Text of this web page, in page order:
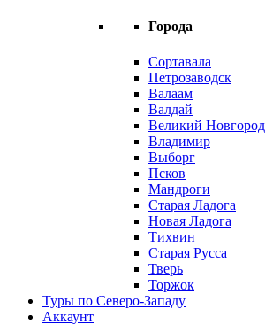
Города
Сортавала
Петрозаводск
Валаам
Валдай
Великий Новгород
Владимир
Выборг
Псков
Мандроги
Старая Ладога
Новая Ладога
Тихвин
Старая Русса
Тверь
Торжок
Туры по Северо-Западу
Аккаунт